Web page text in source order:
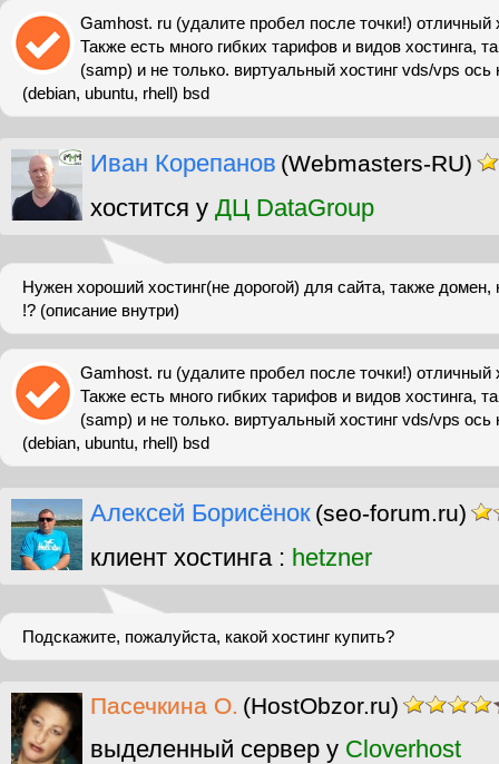
Gamhost. ru (удалите пробел после точки!) отличный
Также есть много гибких тарифов и видов хостинга,
(samp) и не только. виртуальный хостинг vds/vps
(debian, ubuntu, rhell) bsd
Иван Корепанов (Webmasters-RU)
хостится у ДЦ DataGroup
Нужен хороший хостинг(не дорогой) для сайта, также
!? (описание внутри)
Gamhost. ru (удалите пробел после точки!) отличный
Также есть много гибких тарифов и видов хостинга,
(samp) и не только. виртуальный хостинг vds/vps
(debian, ubuntu, rhell) bsd
Алексей Борисёнок (seo-forum.ru)
клиент хостинга : hetzner
Подскажите, пожалуйста, какой хостинг купить?
Пасечкина О. (HostObzor.ru)
выделенный сервер у Cloverhost